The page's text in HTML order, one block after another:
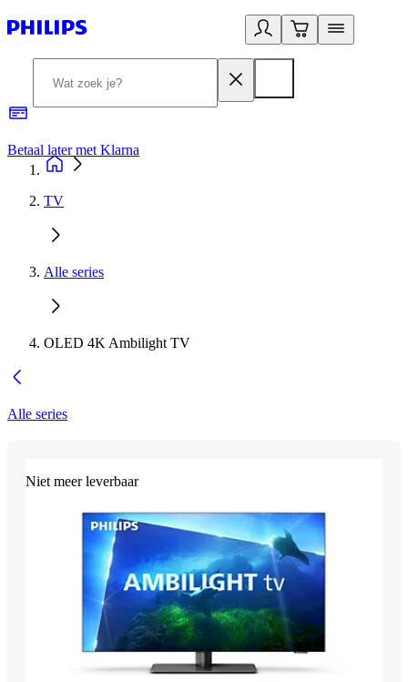
Betaal later met Klarna
TV
Alle series
OLED 4K Ambilight TV
Alle series
Niet meer leverbaar